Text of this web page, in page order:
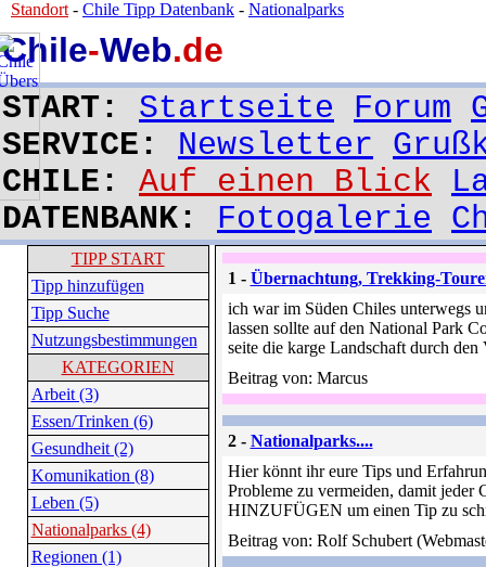
Chile-Web.de
START: Startseite Forum
SERVICE: Newsletter
CHILE: Auf einen Blick
DATENBANK: Fotogalerie
Standort - Chile Tipp Datenbank - Nationalparks
TIPP START
Tipp hinzufügen
Tipp Suche
Nutzungsbestimmungen
KATEGORIEN
Arbeit (3)
Essen/Trinken (6)
Gesundheit (2)
Komunikation (8)
Leben (5)
Nationalparks (4)
Regionen (1)
1 - Übernachtung, Trekking-
ich war im Süden Chiles unterwegs
lassen sollte auf den National Park
seite die karge Landschaft durch
Beitrag von: Marcus
2 - Nationalparks....
Hier könnt ihr eure Tips und
Probleme zu vermeiden, damit
HINZUFÜGEN um einen Tip zu
Beitrag von: Rolf Schubert